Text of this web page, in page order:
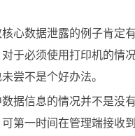
心数据泄露的例子肯定
于必须使用打印机的情
尝不是个好办法。
据信息的情况并不是没
第一时间在管理端接收